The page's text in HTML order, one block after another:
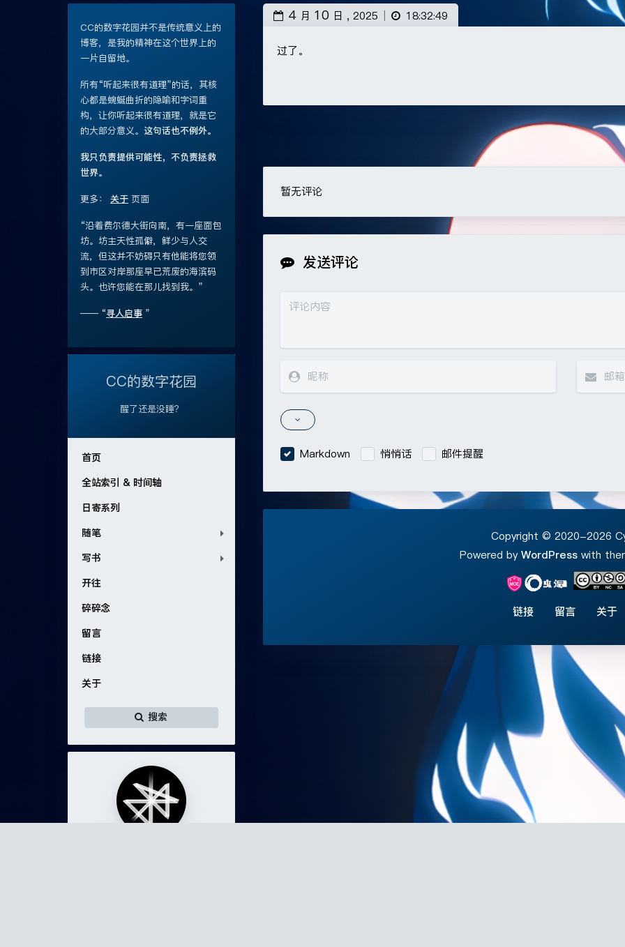
CC的数字花园并不是传统意义上的
博客，是我的精神在这个世界上的
一片自留地。
所有“听起来很有道理”的话，其核
心都是蜿蜒曲折的隐喻和字词重
构，让你听起来很有道理，就是它
的大部分意义。 这句话也不例外。
我只负责提供可能性，不负责拯救
世界。
更多： 关于 页面
“沿着费尔德大街向南，有一座面包
坊。坊主天性孤僻，鲜少与人交
流，但这并不妨碍只有他能将您领
到市区对岸那座早已荒废的海滨码
头。也许您能在那儿找到我。”
—— “寻人启事 ”
CC的数字花园
醒了还是没睡？
首页
全站索引 & 时间轴
日寄系列
随笔
写书
开往
碎碎念
留言
链接
关于
搜索
4 月 10 日 , 2025 18:32:49
过了。
豆
暂无评论
发送评论
Markdown 悄悄话 邮件提醒
|´・ω・)ノ
(๑•̀ㅁ•́ฅ)
φ(￣∇￣o)
Σ(っ °Д °;)っ
Copyright © 2020-2026
Powered byWordPress with
链接 留言 关于